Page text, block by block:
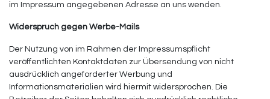
im Impressum angegebenen Adresse an uns wenden.
Widerspruch gegen Werbe-Mails
Der Nutzung von im Rahmen der Impressumspflicht
veröffentlichten Kontaktdaten zur Übersendung von nicht
ausdrücklich angeforderter Werbung und
Informationsmaterialien wird hiermit widersprochen. Die